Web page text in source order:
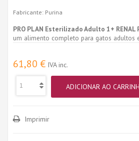
Fabricante: Purina
PRO PLAN Esterilizado Adulto 1+ RENAL
um alimento completo para gatos adultos
61,80 € IVA inc.
ADICIONAR AO
Imprimir